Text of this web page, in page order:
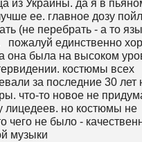
из Украины. да я в
ее. главное дозу
(не перебрать - а то
пожалуй единственно
она была на высоком
костюмы всех
за последние 30 лет
что-то новое не
лицедеев. но костюмы не
чего не было -
музыки